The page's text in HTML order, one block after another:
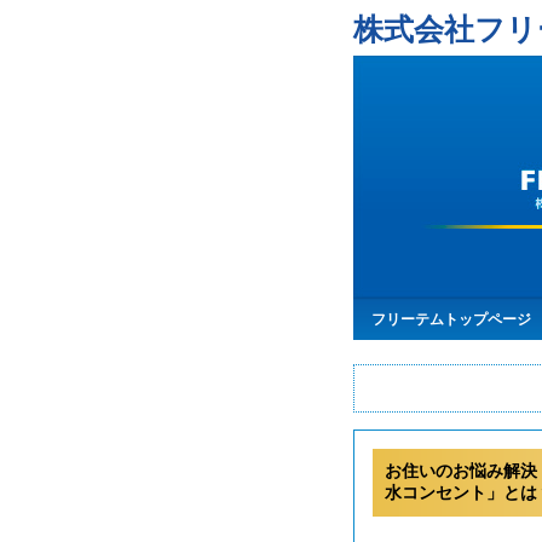
株式会社フ
フリーテムトップページ
お住いのお悩み解
水コンセント」とは